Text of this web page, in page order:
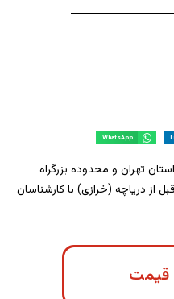
WhatsApp
تهران و محدوده بزرگراه
دریاچه (خرازی) با کارشناسان
قیمت